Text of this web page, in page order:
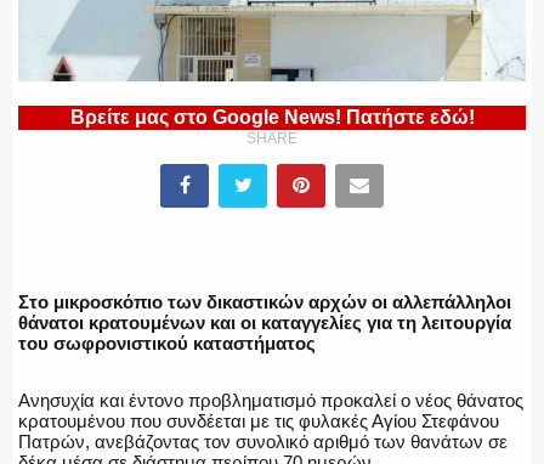
ΥΑΤ/ΥΜΕΤ
ΛΙΜΕΝΙΚΟ
Βρείτε μας στο Google News! Πατήστε εδώ!
SHARE
Στο μικροσκόπιο των δικαστικών αρχών οι αλλεπάλληλοι
θάνατοι κρατουμένων και οι καταγγελίες για τη λειτουργία
του σωφρονιστικού καταστήματος
Ανησυχία και έντονο προβληματισμό προκαλεί ο νέος θάνατος
κρατουμένου που συνδέεται με τις φυλακές Αγίου Στεφάνου
Πατρών, ανεβάζοντας τον συνολικό αριθμό των θανάτων σε